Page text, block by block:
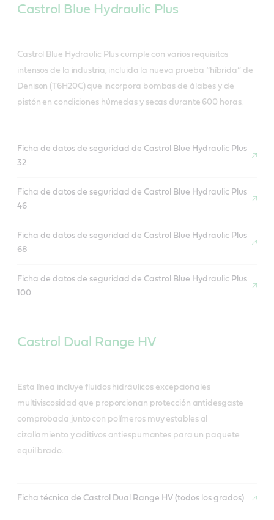
Castrol Blue Hydraulic Plus
Castrol Blue Hydraulic Plus cumple con varios requisitos
intensos de la industria, incluida la nueva prueba “híbrida” de
Denison (T6H20C) que incorpora bombas de álabes y de
pistón en condiciones húmedas y secas durante 600 horas.
Ficha de datos de seguridad de Castrol Blue Hydraulic Plus
32
Ficha de datos de seguridad de Castrol Blue Hydraulic Plus
46
Ficha de datos de seguridad de Castrol Blue Hydraulic Plus
68
Ficha de datos de seguridad de Castrol Blue Hydraulic Plus
100
Castrol Dual Range HV
Esta línea incluye fluidos hidráulicos excepcionales
multiviscosidad que proporcionan protección antidesgaste
comprobada junto con polímeros muy estables al
cizallamiento y aditivos antiespumantes para un paquete
equilibrado.
Ficha técnica de Castrol Dual Range HV (todos los grados)